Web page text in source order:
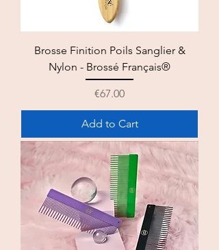
Brosse Finition Poils Sanglier &
Nylon - Brossé Français®
Price
€67.00
Add to Cart